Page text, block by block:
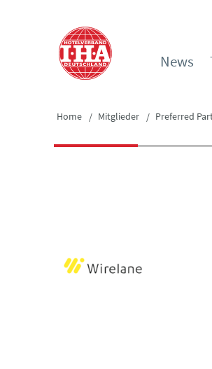
News
Home Mitglieder Preferred